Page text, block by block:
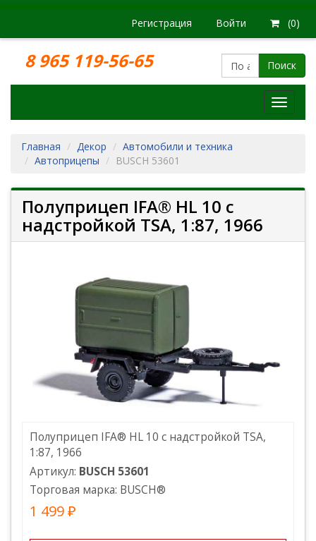
Регистрация Войти (0)
8 965 119-56-65 Поиск
Модели
Главная
Декор
Автомобили и техника
Автоприцепы
BUSCH 53601
Полуприцеп IFA® HL 10 с
надстройкой TSA, 1:87, 1966
Полуприцеп IFA® HL 10 с надстройкой TSA,
1:87, 1966
Артикул: BUSCH 53601
Торговая марка: BUSCH®
1 499 ₽